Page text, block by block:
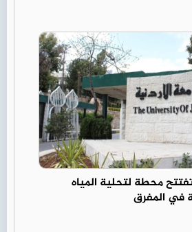
محطة لتحلية المياه
في المفرق